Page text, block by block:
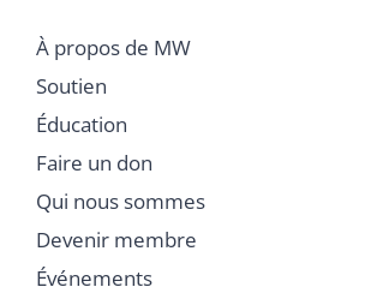
À propos de MW
Soutien
Éducation
Faire un don
Qui nous sommes
Devenir membre
Événements